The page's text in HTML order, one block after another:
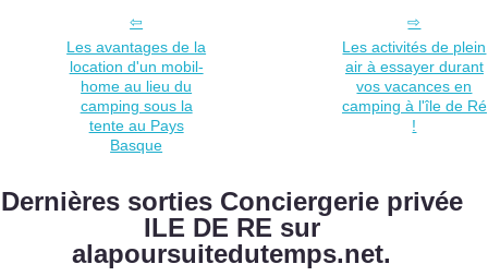
Les avantages de la
location d'un mobil-
home au lieu du
camping sous la
tente au Pays
Basque
Les activités de plein
air à essayer durant
vos vacances en
camping à l'île de Ré
!
Dernières sorties Conciergerie privée
ILE DE RE sur
alapoursuitedutemps.net.